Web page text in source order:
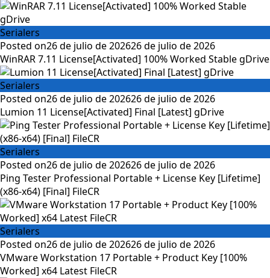
Serialers
Posted on26 de julio de 202626 de julio de 2026
WinRAR 7.11 License[Activated] 100% Worked Stable gDrive
Serialers
Posted on26 de julio de 202626 de julio de 2026
Lumion 11 License[Activated] Final [Latest] gDrive
Serialers
Posted on26 de julio de 202626 de julio de 2026
Ping Tester Professional Portable + License Key [Lifetime]
(x86-x64) [Final] FileCR
Serialers
Posted on26 de julio de 202626 de julio de 2026
VMware Workstation 17 Portable + Product Key [100%
Worked] x64 Latest FileCR